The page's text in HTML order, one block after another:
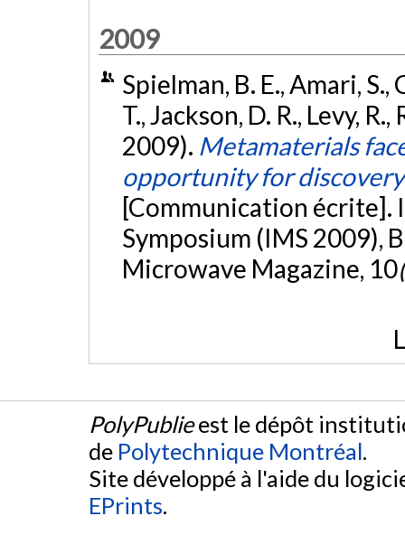
2009
Spielman, B. E., Amari,
T., Jackson, D. R., Levy,
2009). Metamaterials
opportunity for
[Communication
Symposium (IMS 2009),
Microwave Magazine, 10
PolyPublieest le dépôt
de Polytechnique Montréal.
Site développé à l'aide du
EPrints.